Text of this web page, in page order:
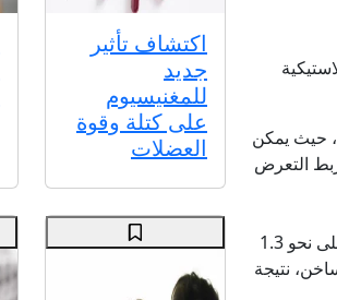
حيث يمكن
التعرض
ووفق تحليل شمل 19 دراسة أجراها باحثون في إيران والمملكة المتحدة، قد يحتوي كيس الشاي الواحد على نحو 1.3
في الماء الساخن، نتيجة
اكتشاف تأثير
جديد
للمغنيسيوم
على كتلة وقوة
العضلات